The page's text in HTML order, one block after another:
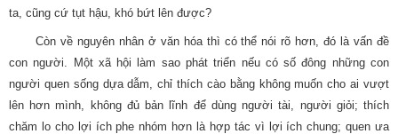
ta, cũng cứ tụt hậu, khó bứt lên được?
Còn về nguyên nhân ở văn hóa thì có thể nói rõ hơn, đó là vấn đề
con người. Một xã hội làm sao phát triển nếu có số đông những con
người quen sống dựa dẫm, chỉ thích cào bằng không muốn cho ai vượt
lên hơn mình, không đủ bản lĩnh để dùng người tài, người giỏi; thích
chăm lo cho lợi ích phe nhóm hơn là hợp tác vì lợi ích chung; quen ưa